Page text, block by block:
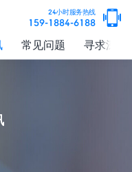
24小时服务热线
159-1884-6188
常见问题 寻求深度